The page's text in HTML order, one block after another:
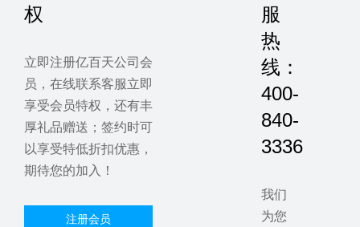
权
立即注册亿百天公司会
员，在线联系客服立即
享受会员特权，还有丰
厚礼品赠送；签约时可
以享受特低折扣优惠，
期待您的加入！
注册会员
服
热
线：
400-
840-
3336
我们
为您